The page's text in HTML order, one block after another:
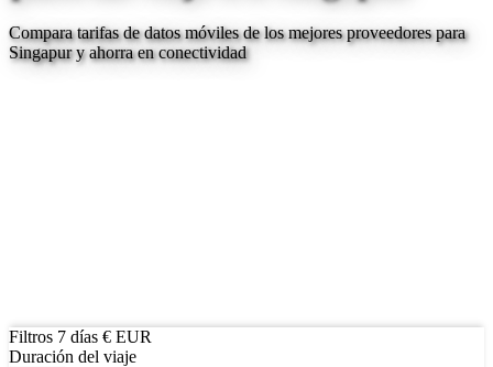
Compara tarifas de datos móviles de los mejores proveedores para
Singapury ahorra en conectividad
Filtros 7 días € EUR
Duración del viaje